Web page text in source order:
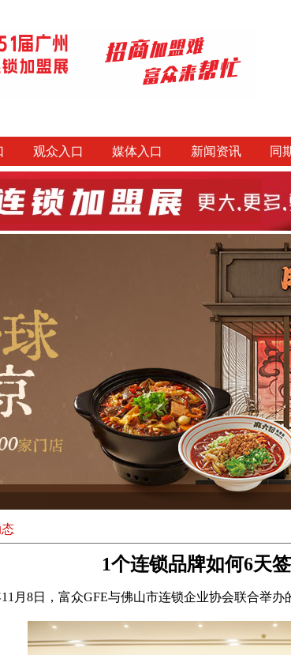
观众入口 媒体入口 新闻资讯 同
1个连锁品牌如何6天
11月8日，富众GFE与佛山市连锁企业协会联合举